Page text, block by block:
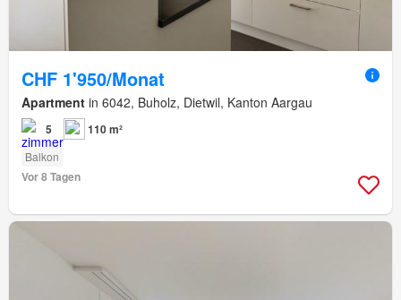
CHF 1'950/Monat
Apartment in 6042, Buholz, Dietwil, Kanton Aargau
5 110 m²
Balkon
Vor 8 Tagen